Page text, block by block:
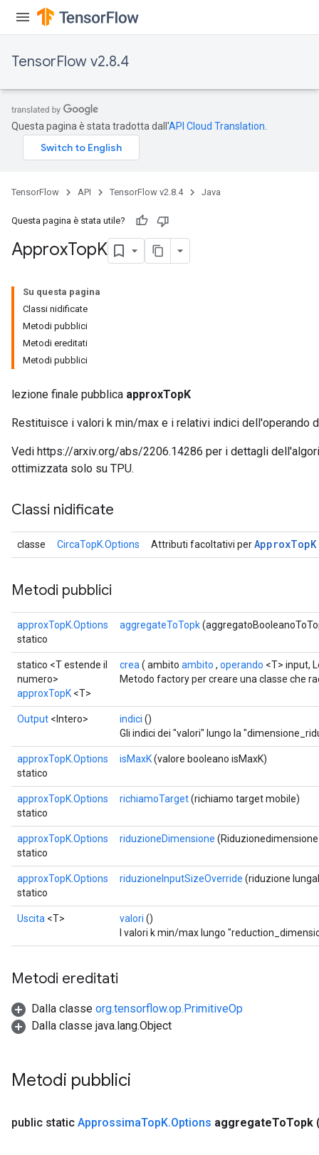
TensorFlow v2.8.4
Questa pagina è stata tradotta dall'API Cloud Translation
TensorFlow API TensorFlow v2.8.4 Java
Questa pagina è stata utile?
ApproxTopK
Su questa pagina
Classi nidificate
Metodi pubblici
Metodi ereditati
Metodi pubblici
lezione finale pubblica approxTopK
Restituisce i valori k min/max e i relativi indici dell'operando
Vedi https://arxiv.org/abs/2206.14286 per i dettagli
ottimizzata solo su TPU.
Classi nidificate
classe CircaTopK.Options Attributi facoltativi perApproxTopK
Metodi pubblici
approxTopK.Options
statico
aggregateToTopk
statico <T estende il
numero>
approxTopK <T>
crea ( ambito ambito , operando <T> input,
Metodo factory per creare una classe che
Output <Intero> indici ()
Gli indici dei "valori" lungo la
approxTopK.Options
statico
isMaxK(valore booleano isMaxK)
approxTopK.Options
statico
richiamoTarget(richiamo target mobile)
approxTopK.Options
statico
riduzioneDimensione
approxTopK.Options
statico
riduzioneInputSizeOverride (riduzione
Uscita <T> valori ()
I valori k min/max lungo
Metodi ereditati
Dalla classe org.tensorflow.op.PrimitiveOp
Dalla classe java.lang.Object
Metodi pubblici
public static ApprossimaTopK.Options aggregateToTopk